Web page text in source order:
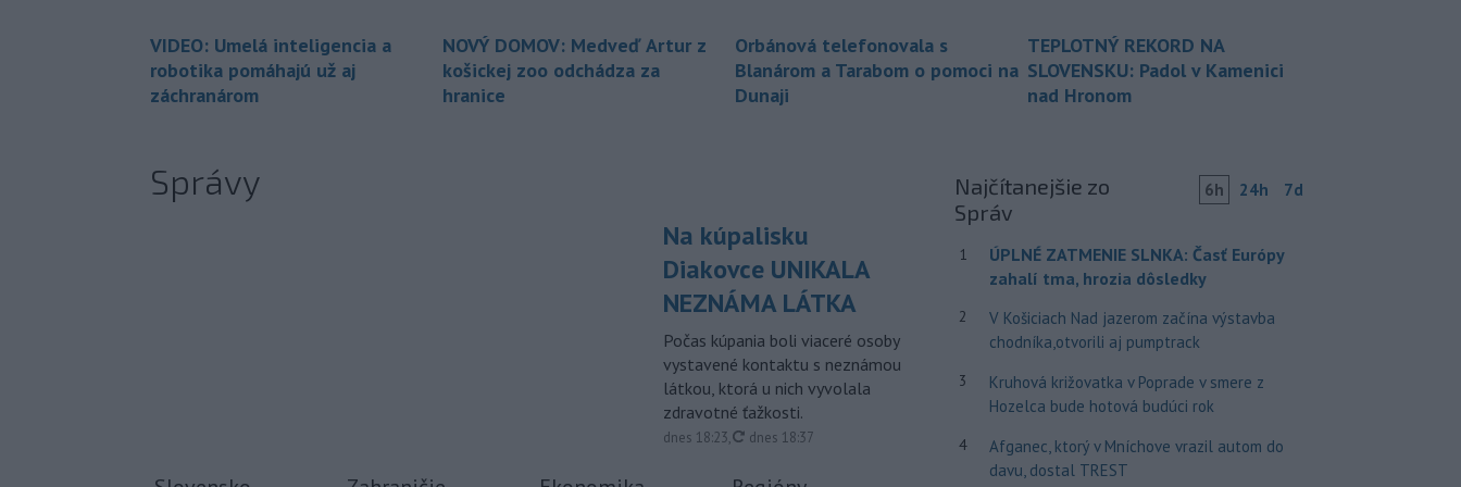
udelil doživotný trest Afgancovi,
minulý rok autom vrazil do davu
ľudí v Mníchove a zabil dvojročné
dievča a jej 37-ročnú matku.
juhokórejská armáda.
10:31 - Island si v prípade obnovenia
rokovaní o vstupe do Európskej
kontrolu nad všetkým rybolovom.
09:52 - Väčšina Poliakov po roku vo
funkcii hodnotí pôsobenie
prezidenta Karola Nawrockého
VIDEO: Umelá inteligencia a
robotika pomáhajú už aj
záchranárom
NOVÝ DOMOV: Medveď Artur z
košickej zoo odchádza za
hranice
Orbánová telefonovala s
Blanárom a Tarabom o pomoci na
Dunaji
TEPLOTNÝ REKORD NA
SLOVENSKU: Padol v Kamenici
nad Hronom
Správy
Na kúpalisku
Diakovce UNIKALA
NEZNÁMA LÁTKA
Počas kúpania boli viaceré osoby
vystavené kontaktu s neznámou
látkou, ktorá u nich vyvolala
zdravotné ťažkosti.
dnes 18:23, aktualizované
dnes 18:37
Najčítanejšie zo
Správ
6h 24h 7d
1
ÚPLNÉ ZATMENIE SLNKA: Časť Európy
zahalí tma, hrozia dôsledky
2
V Košiciach Nad jazerom začína výstavba
chodníka,otvorili aj pumptrack
3
Kruhová križovatka v Poprade v smere z
Hozelca bude hotová budúci rok
4
Afganec, ktorý v Mníchove vrazil autom do
davu, dostal TREST